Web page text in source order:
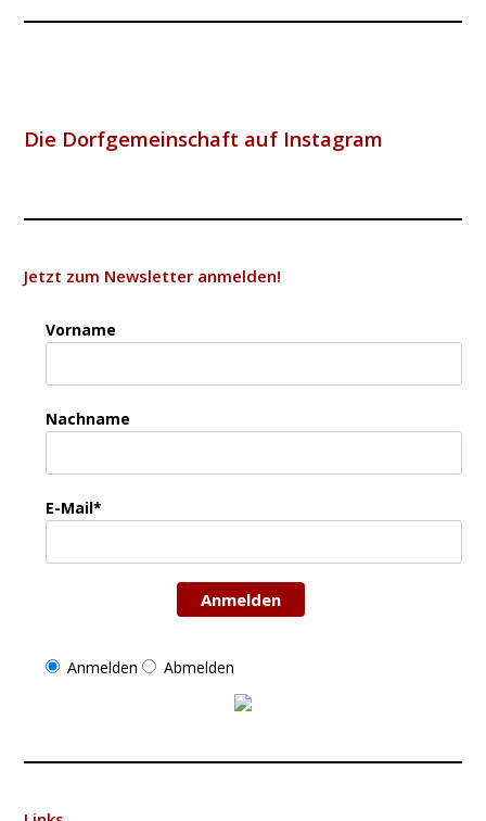
Die Dorfgemeinschaft auf Instagram
Jetzt zum Newsletter anmelden!
Vorname
Nachname
E-Mail*
Anmelden
Anmelden Abmelden